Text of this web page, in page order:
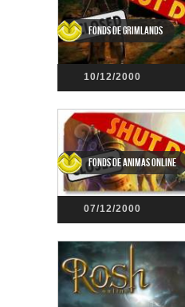
Fonds de Grimlands
10/12/2000
Fonds de Animas Online
07/12/2000